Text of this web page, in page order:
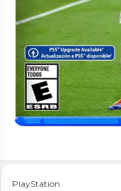
PlayStation